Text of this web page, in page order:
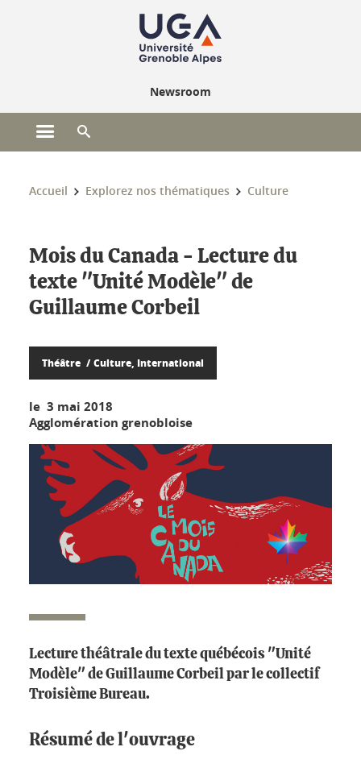
Newsroom
Ouvrir le menu principal
Vous êtes ici :
Accueil Explorez nos thématiques Culture
Mois du Canada - Lecture du
texte "Unité Modèle" de
Guillaume Corbeil
Théâtre Culture, International
le 3 mai 2018
Agglomération grenobloise
Lecture théâtrale du texte québécois "Unité
Modèle" de Guillaume Corbeil par le collectif
Troisième Bureau.
Résumé de l'ouvrage